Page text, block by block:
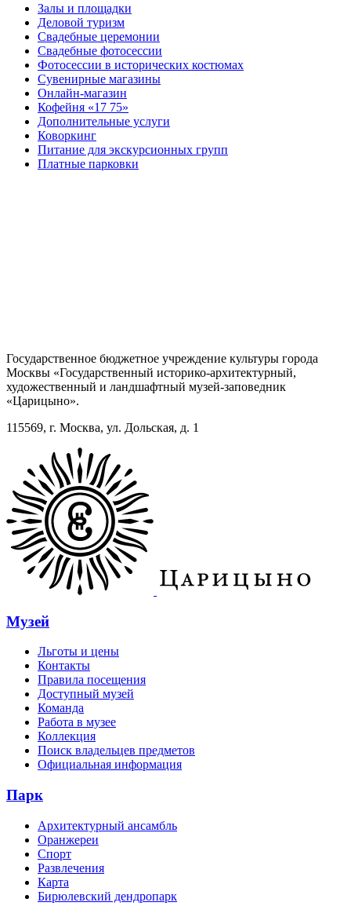
Залы и площадки
Деловой туризм
Свадебные церемонии
Свадебные фотосессии
Фотосессии в исторических костюмах
Сувенирные магазины
Онлайн-магазин
Кофейня «17 75»
Дополнительные услуги
Коворкинг
Питание для экскурсионных групп
Платные парковки
Государственное бюджетное учреждение культуры города
Москвы «Государственный историко-архитектурный,
художественный и ландшафтный музей-заповедник
«Царицыно».
115569, г. Москва, ул. Дольская, д. 1
Музей
Льготы и цены
Контакты
Правила посещения
Доступный музей
Команда
Работа в музее
Коллекция
Поиск владельцев предметов
Официальная информация
Парк
Архитектурный ансамбль
Оранжереи
Спорт
Развлечения
Карта
Бирюлевский дендропарк